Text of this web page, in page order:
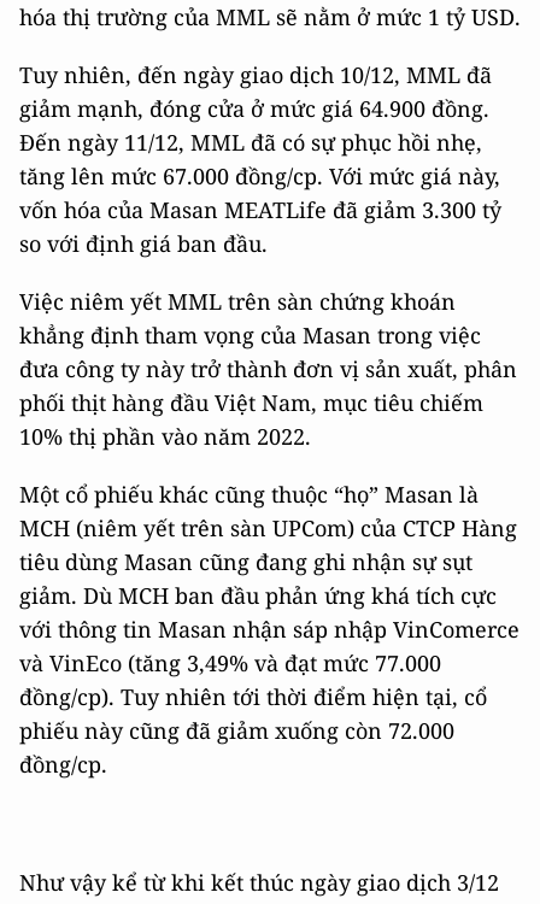
hóa thị trường của MML sẽ nằm ở mức 1 tỷ USD.
Tuy nhiên, đến ngày giao dịch 10/12, MML đã
giảm mạnh, đóng cửa ở mức giá 64.900 đồng.
Đến ngày 11/12, MML đã có sự phục hồi nhẹ,
tăng lên mức 67.000 đồng/cp. Với mức giá này,
vốn hóa của Masan MEATLife đã giảm 3.300 tỷ
so với định giá ban đầu.
Việc niêm yết MML trên sàn chứng khoán
khẳng định tham vọng của Masan trong việc
đưa công ty này trở thành đơn vị sản xuất, phân
phối thịt hàng đầu Việt Nam, mục tiêu chiếm
10% thị phần vào năm 2022.
Một cổ phiếu khác cũng thuộc “họ” Masan là
MCH (niêm yết trên sàn UPCom) của CTCP Hàng
tiêu dùng Masan cũng đang ghi nhận sự sụt
giảm. Dù MCH ban đầu phản ứng khá tích cực
với thông tin Masan nhận sáp nhập VinComerce
và VinEco (tăng 3,49% và đạt mức 77.000
đồng/cp). Tuy nhiên tới thời điểm hiện tại, cổ
phiếu này cũng đã giảm xuống còn 72.000
đồng/cp.
Như vậy kể từ khi kết thúc ngày giao dịch 3/12